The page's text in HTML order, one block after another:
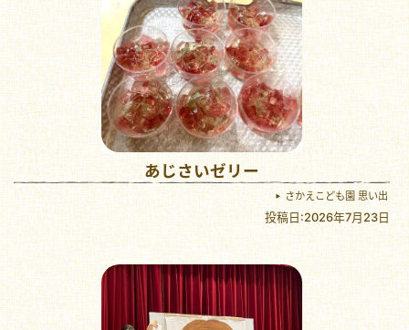
あじさいゼリー
さかえこども園 思い出
投稿日:2026年7月23日